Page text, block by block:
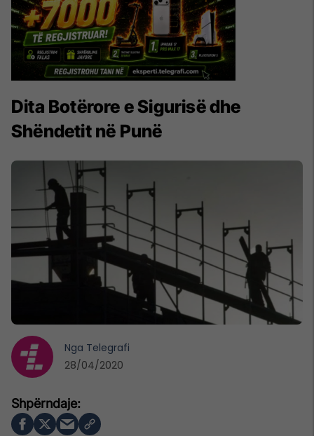
​Dita Botërore e Sigurisë dhe
Shëndetit në Punë
Nga Telegrafi
28/04/2020